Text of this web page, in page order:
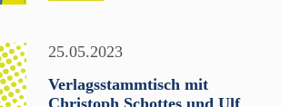
25.05.2023
Verlagsstammtisch mit